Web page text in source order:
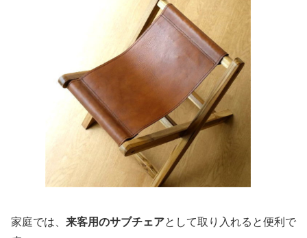
家庭では、 来客用のサブチェアとして取り入れると便利で